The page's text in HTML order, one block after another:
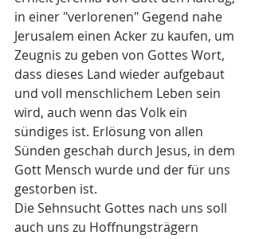
in einer "verlorenen" Gegend nahe
Jerusalem einen Acker zu kaufen, um
Zeugnis zu geben von Gottes Wort,
dass dieses Land wieder aufgebaut
und voll menschlichem Leben sein
wird, auch wenn das Volk ein
sündiges ist. Erlösung von allen
Sünden geschah durch Jesus, in dem
Gott Mensch wurde und der für uns
gestorben ist.
Die Sehnsucht Gottes nach uns soll
auch uns zu Hoffnungsträgern